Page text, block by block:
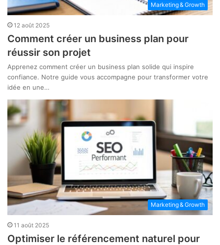
Marketing & Growth
12 août 2025
Comment créer un business plan pour
réussir son projet
Apprenez comment créer un business plan solide qui inspire
confiance. Notre guide vous accompagne pour transformer votre
idée en une…
Marketing & Growth
11 août 2025
Optimiser le référencement naturel pour